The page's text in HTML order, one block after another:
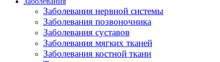
Заболевания нервной системы
Заболевания позвоночника
Заболевания суставов
Заболевания мягких тканей
Заболевания костной ткани